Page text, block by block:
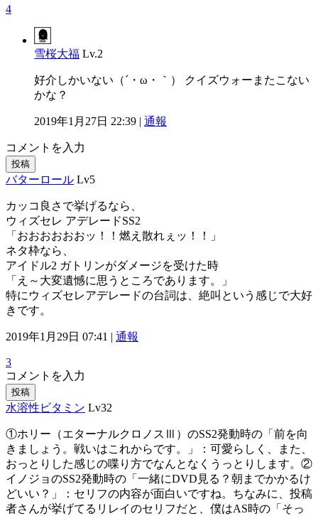
4
雪桜大福 Lv.2
好介しかいない（´・ω・｀） クイズウォーまたこない
かな？
2019年1月27日 22:39 | 通報
コメントを入力
投稿
バターロール Lv5
カッコ良さで挙げるなら、
ウィズセレ アデレードSS2
「おおおおおおッ！！燃え散れぇッ！！」
ネタ枠なら、
アイドル2 ガトリンがダメージを受けた時
「え～大変遺憾に思うところであります。」
特にウィズセレアデレードの台詞は、絶叫という感じで大好
きです。
2019年1月29日 07:41 | 通報
3
コメントを入力
投稿
水溶性ビタミン Lv32
①ホリー（エターナルクロノスⅢ）のSS2発動時の「前を向
きましょう。戦いはこれからです。」：可愛らしく、また、
おっとりした感じの喋り方でなんとなくうっとりします。②
イノジョのSS2発動時の「一緒にDVD見る？朝までかかるけ
どいい？」：セリフの内容が面白いですね。ちなみに、投稿
者さんが挙げてるリレイのセリフだと、僕はAS時の「そっ